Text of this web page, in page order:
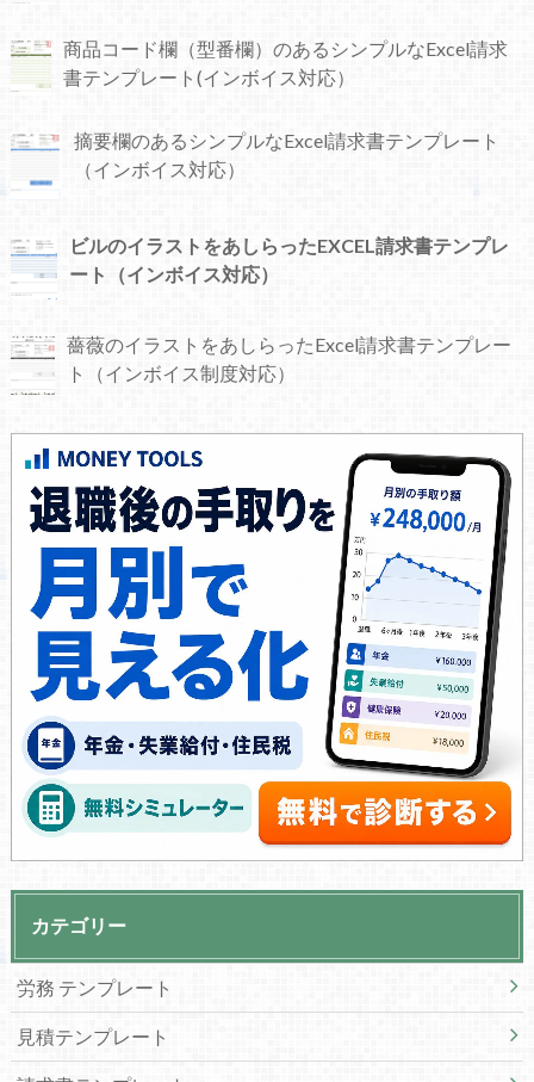
商品コード欄（型番欄）のあるシンプルなExcel請求
書テンプレート(インボイス対応）
摘要欄のあるシンプルなExcel請求書テンプレート
（インボイス対応）
ビルのイラストをあしらったEXCEL請求書テンプレ
ート（インボイス対応）
薔薇のイラストをあしらったExcel請求書テンプレー
ト（インボイス制度対応）
カテゴリー
労務 テンプレート
見積テンプレート